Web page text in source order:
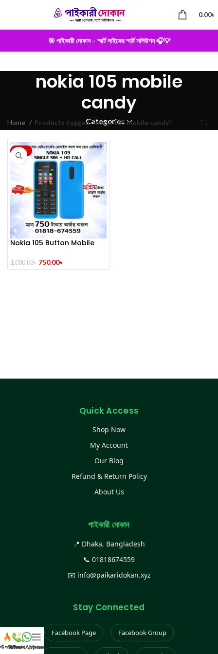
0.00৳
🎯 পাইকারী দোকান – স্মার্ট লাইফের স্মার্ট সলিউশন 🎧💡
nokia 105 mobile
candy
Categories
Home Products tagged “nokia 105 mobile candy”
-25%
Nokia 105 Button Mobile
1,000.00৳ 750.00৳
Quick Access
Shop Now
My Account
Our Blog
Refund & Return Policy
About Us
পাইকারী দোকান
📍 Dhaka, Bangladesh
📞 01818674559
✉️ info@paikaridokan.xyz
Stay Connected
Facebook Page Facebook Group
আইটেম
কল করুন
WhatsApp করুন
Menu